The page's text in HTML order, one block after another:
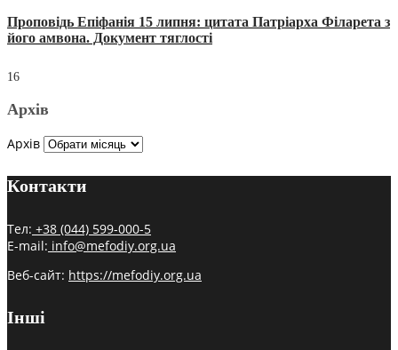
Проповідь Епіфанія 15 липня: цитата Патріарха Філарета з
його амвона. Документ тяглості
16
Архів
Архів
Контакти
Тел: +38 (044) 599-000-5
E-mail: info@mefodiy.org.ua
Веб-сайт: https://mefodiy.org.ua
Інші